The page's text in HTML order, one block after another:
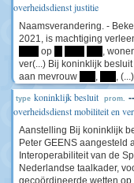
overheidsdienst justitie
Naamsverandering. -
2021, is machtiging
op ,
ver(...) Bij koninklijk
aan mevrouw
, , (...)
type koninklijk besluit prom. --
overheidsdienst mobiliteit en
Aanstelling Bij koninklijk
Peter GEENS aangesteld
Interoperabiliteit van de
Nederlandse taalkader,
gecoördineerde wetten